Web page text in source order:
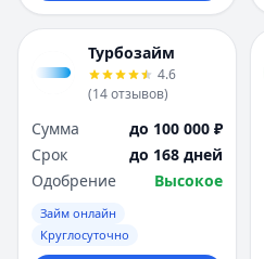
Турбозайм
4.6
(14отзывов)
Сумма
до 100 000 ₽
Срок
до 168 дней
Одобрение
Высокое
Займ онлайн
Круглосуточно